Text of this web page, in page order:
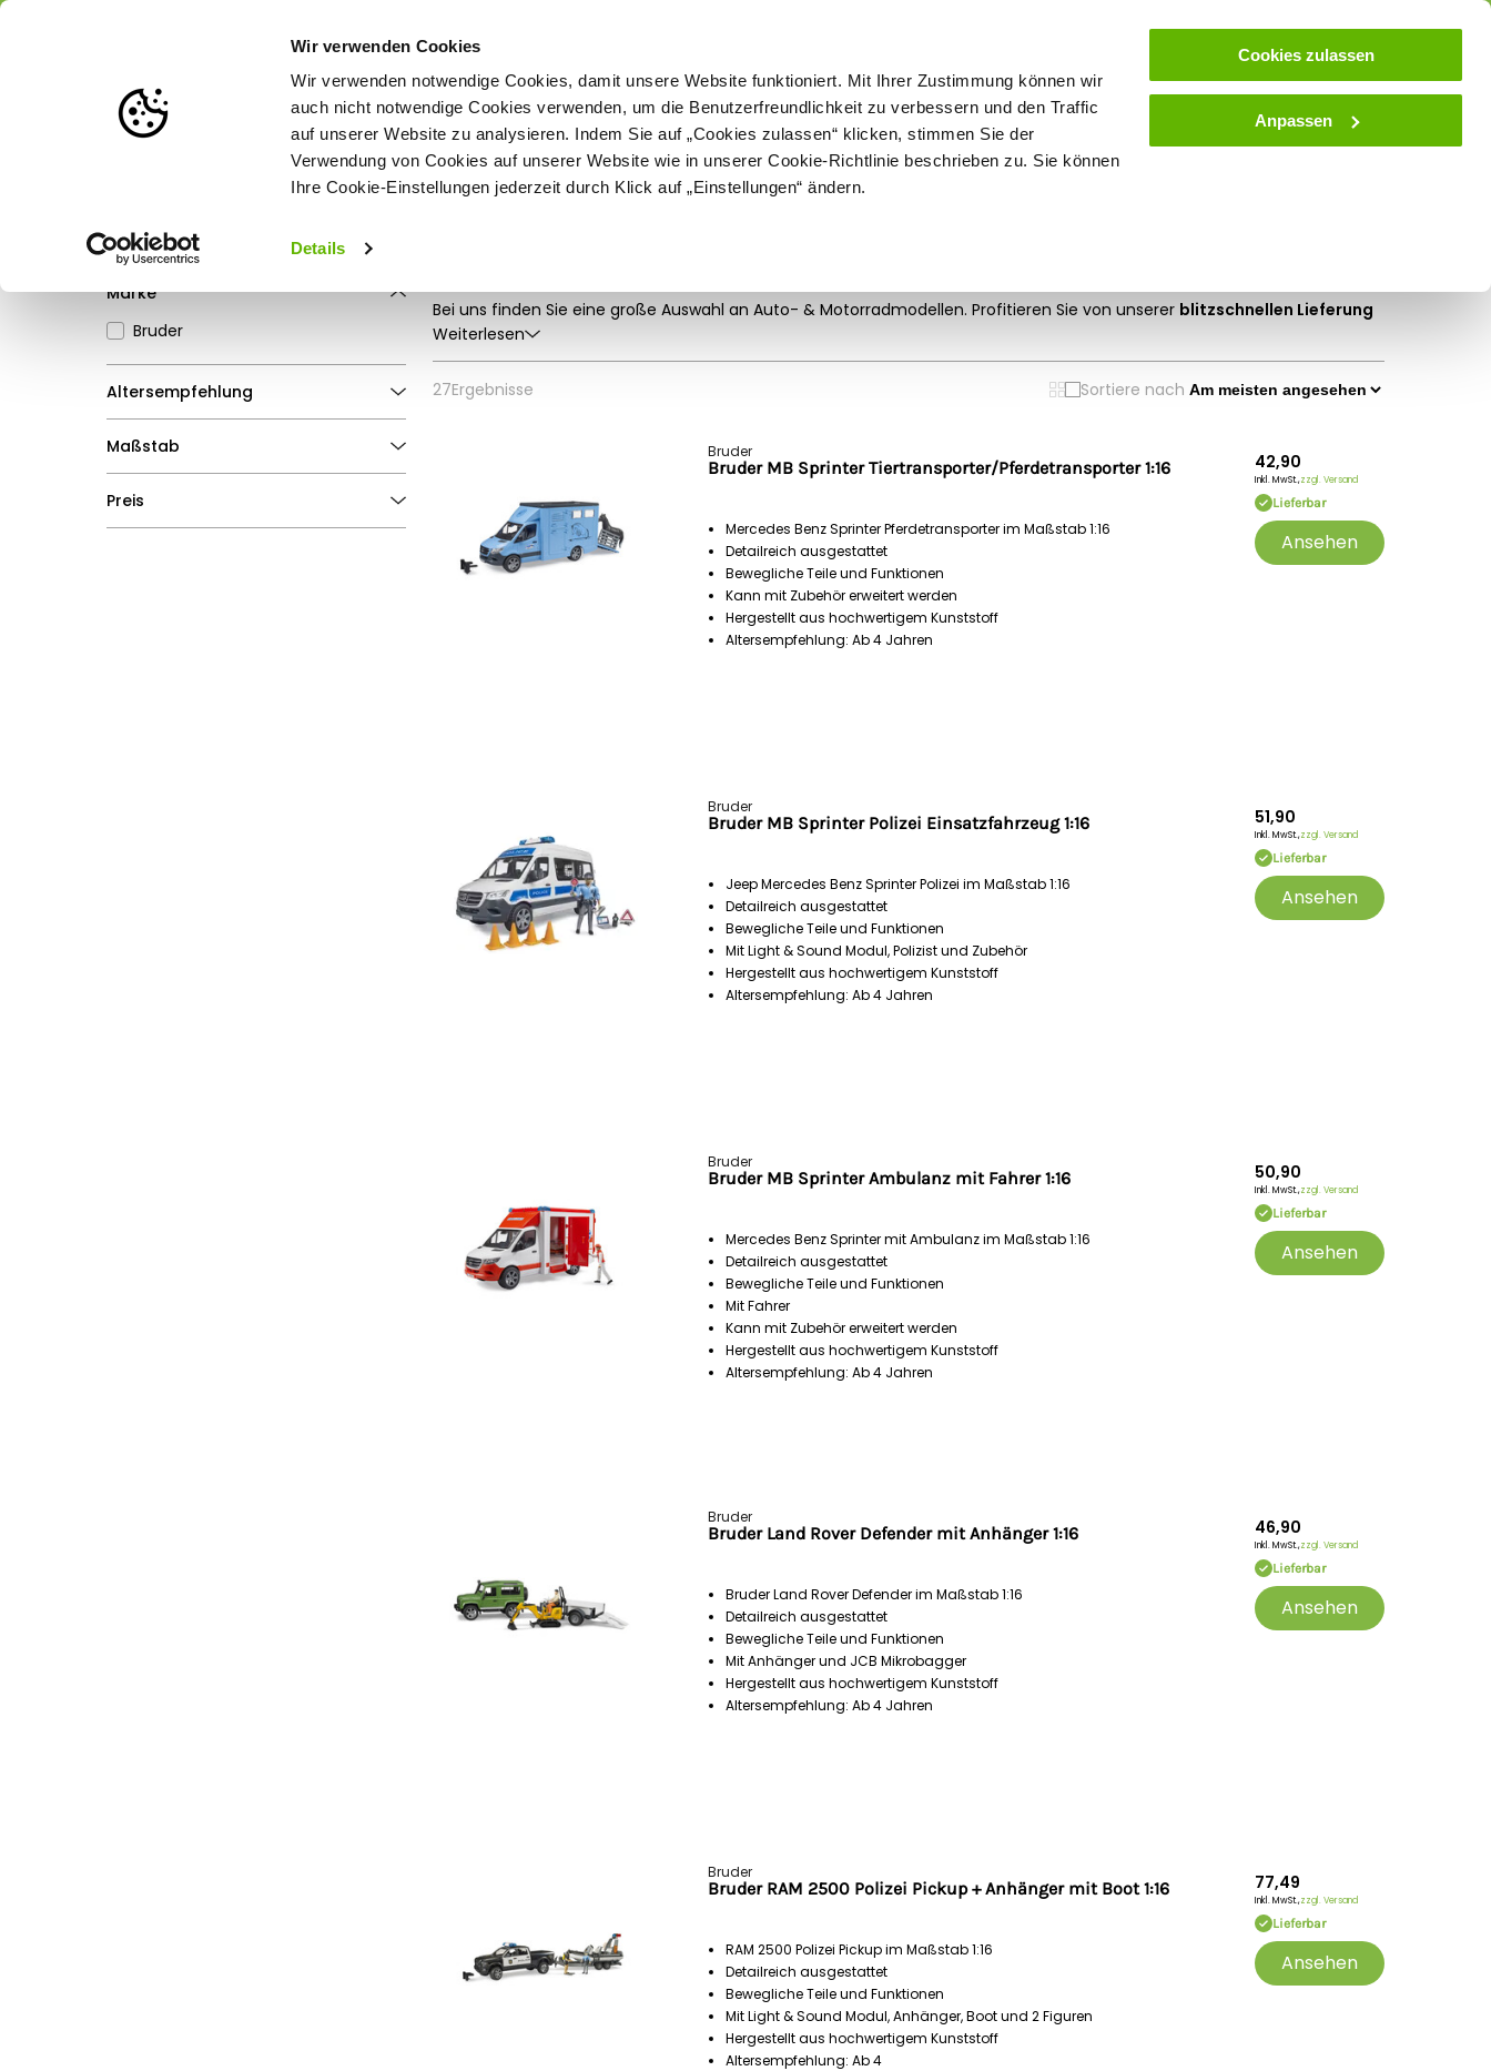
Wir verwenden Cookies
Wir verwenden notwendige Cookies, damit unsere Website funktioniert. Mit Ihrer Zustimmung können wir
auch nicht notwendige Cookies verwenden, um die Benutzerfreundlichkeit zu verbessern und den Traffic
auf unserer Website zu analysieren. Indem Sie auf „Cookies zulassen“ klicken, stimmen Sie der
Verwendung von Cookies auf unserer Website wie in unserer Cookie-Richtlinie beschrieben zu. Sie können
Ihre Cookie-Einstellungen jederzeit durch Klick auf „Einstellungen“ ändern.
Details
Cookies zulassen
Anpassen
Weidezaun Zaunlösungen nach Tierart Schermaschinen Futter- & Tränkesysteme Haus, Hof & Stall Spielwaren Zaunlexikon SALE
Filter
Marke
Bruder
Altersempfehlung
ab 4 Jahren
Maßstab
Preis
Bei uns finden Sie eine große Auswahl an Auto- & Motorradmodellen. Profitieren Sie von unserer blitzschnellen Lieferung
undkostenlosem Versand
Weiterlesen
27Ergebnisse Sortiere nach
Bruder
Bruder MB Sprinter Tiertransporter/Pferdetransporter 1:16
Mercedes Benz Sprinter Pferdetransporter im Maßstab 1:16
Detailreich ausgestattet
Bewegliche Teile und Funktionen
Kann mit Zubehör erweitert werden
Hergestellt aus hochwertigem Kunststoff
Altersempfehlung: Ab 4 Jahren
42,90
Inkl. MwSt.,zzgl. Versand
Lieferbar
Ansehen
Bruder
Bruder MB Sprinter Polizei Einsatzfahrzeug 1:16
Jeep Mercedes Benz Sprinter Polizei im Maßstab 1:16
Detailreich ausgestattet
Bewegliche Teile und Funktionen
Mit Light & Sound Modul, Polizist und Zubehör
Hergestellt aus hochwertigem Kunststoff
Altersempfehlung: Ab 4 Jahren
51,90
Inkl. MwSt.,zzgl. Versand
Lieferbar
Ansehen
Bruder
Bruder MB Sprinter Ambulanz mit Fahrer 1:16
Mercedes Benz Sprinter mit Ambulanz im Maßstab 1:16
Detailreich ausgestattet
Bewegliche Teile und Funktionen
Mit Fahrer
Kann mit Zubehör erweitert werden
Hergestellt aus hochwertigem Kunststoff
Altersempfehlung: Ab 4 Jahren
50,90
Inkl. MwSt.,zzgl. Versand
Lieferbar
Ansehen
Bruder
Bruder Land Rover Defender mit Anhänger 1:16
Bruder Land Rover Defender im Maßstab 1:16
Detailreich ausgestattet
Bewegliche Teile und Funktionen
Mit Anhänger und JCB Mikrobagger
Hergestellt aus hochwertigem Kunststoff
Altersempfehlung: Ab 4 Jahren
46,90
Inkl. MwSt.,zzgl. Versand
Lieferbar
Ansehen
Bruder
Bruder RAM 2500 Polizei Pickup + Anhänger mit Boot 1:16
RAM 2500 Polizei Pickup im Maßstab 1:16
Detailreich ausgestattet
Bewegliche Teile und Funktionen
Mit Light & Sound Modul, Anhänger, Boot und 2 Figuren
Hergestellt aus hochwertigem Kunststoff
Altersempfehlung: Ab 4
77,49
Inkl. MwSt.,zzgl. Versand
Lieferbar
Ansehen